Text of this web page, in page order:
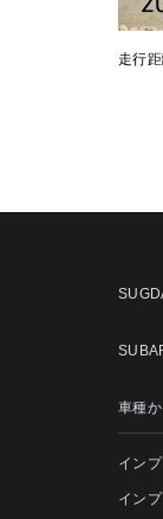
走行
車種か
イン
イン